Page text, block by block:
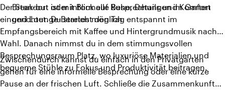
Break-out oder informelle Besprechungen im Garten
und Lounge-Bereich möglich
Der Standort ist mit Blick auf Ruhe, Details und Komfort
eingerichtet. Du startest den Tag entspannt im
Empfangsbereich mit Kaffee und Hintergrundmusik nach
Wahl. Danach nimmst du in dem stimmungsvollen
Besprechungsraum Platz, wo luxuriöse Materialien und
bequeme Stühle zu Fokus und Produktivität beitragen.
Zwischendurch kannst du einfach in den Privatgarten
gehen für eine informelle Besprechung oder eine kurze
Pause an der frischen Luft. Schließe die Zusammenkunft